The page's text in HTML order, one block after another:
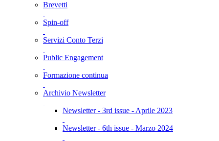
Brevetti
Spin-off
Servizi Conto Terzi
Public Engagement
Formazione continua
Archivio Newsletter
Newsletter - 3rd issue - Aprile 2023
Newsletter - 6th issue - Marzo 2024